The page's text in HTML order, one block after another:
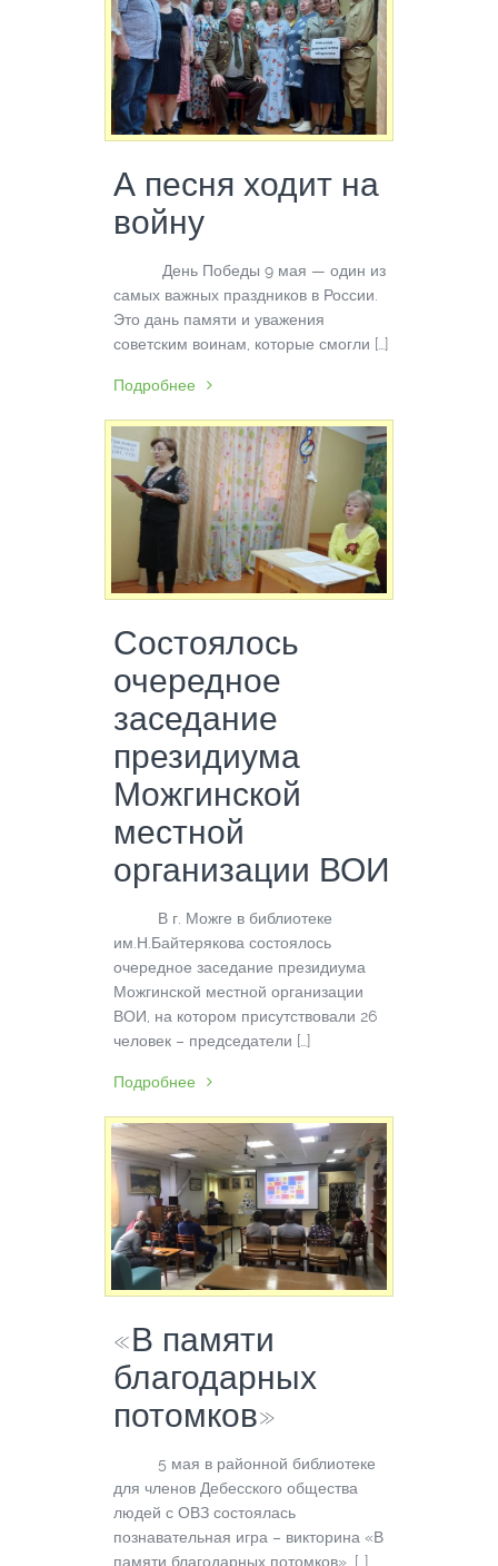
А песня ходит на
войну
День Победы 9 мая — один из
самых важных праздников в России.
Это дань памяти и уважения
советским воинам, которые смогли […]
Подробнее
Состоялось
очередное
заседание
президиума
Можгинской
местной
организации ВОИ
В г. Можге в библиотеке
им.Н.Байтерякова состоялось
очередное заседание президиума
Можгинской местной организации
ВОИ, на котором присутствовали 26
человек – председатели […]
Подробнее
«В памяти
благодарных
потомков»
5 мая в районной библиотеке
для членов Дебесского общества
людей с ОВЗ состоялась
познавательная игра – викторина «В
памяти благодарных потомков», […]